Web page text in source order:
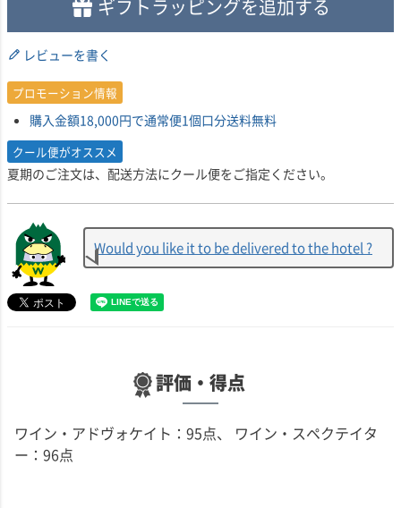
ギフトラッピングを追加する
レビューを書く
プロモーション情報
購入金額18,000円で通常便1個口分送料無料
クール便がオススメ
夏期のご注文は、配送方法にクール便をご指定ください。
Would you like it to be delivered to the hotel ?
評価・得点
ワイン・アドヴォケイト：95点
ワイン・スペクテイタ
ー：96点